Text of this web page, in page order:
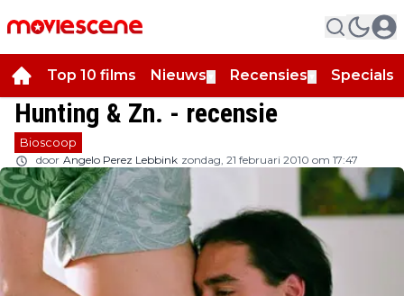
Top 10 films Nieuws Recensies Specials
Hunting & Zn. - recensie
Bioscoop
door Angelo Perez Lebbink zondag, 21 februari 2010 om 17:47